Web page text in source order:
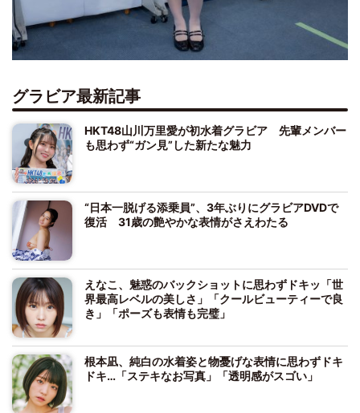
グラビア最新記事
HKT48山川万里愛が初水着グラビア 先輩メンバー
も思わず“ガン見”した新たな魅力
“日本一脱げる添乗員”、3年ぶりにグラビアDVDで
復活 31歳の艶やかな表情がさえわたる
えなこ、魅惑のバックショットに思わずドキッ「世
界最高レベルの美しさ」「クールビューティーで良
き」「ポーズも表情も完璧」
根本凪、純白の水着姿と物憂げな表情に思わずドキ
ドキ…「ステキなお写真」「透明感がスゴい」